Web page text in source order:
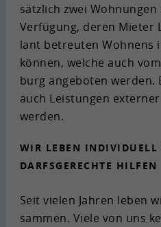
sätz­lich zwei
Ver­fü­gung, deren Mie­ter
lant be­treu­ten Woh­nens
kön­nen, wel­che auch
burg an­ge­bo­ten wer­den.
auch Leis­tun­gen
wer­den.
WIR LEBEN
DARFS­GE­RECH­TE HIL­FEN
Seit vie­len Jah­ren leben
sam­men. Viele von uns